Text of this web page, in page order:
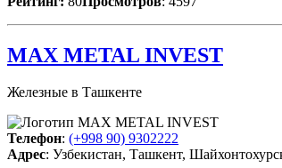
MAX METAL INVEST
Железные в Ташкенте
Телефон: (+998 90) 9302222
Адрес: Узбекистан, Ташкент,